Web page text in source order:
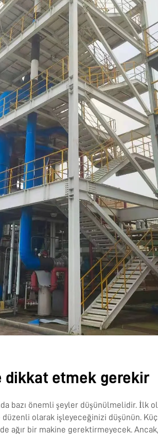
dikkat etmek gerekir
bazı önemli şeyler düşünülmelidir. İlk
olarak işleyeceğinizi düşünün.
ağır bir makine gerektirmeyecek. Ancak,